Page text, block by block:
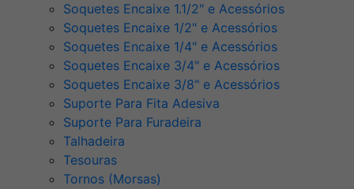
Soquetes Encaixe 1.1/2" e Acessórios
Soquetes Encaixe 1/2" e Acessórios
Soquetes Encaixe 1/4" e Acessórios
Soquetes Encaixe 3/4" e Acessórios
Soquetes Encaixe 3/8" e Acessórios
Suporte Para Fita Adesiva
Suporte Para Furadeira
Talhadeira
Tesouras
Tornos (Morsas)